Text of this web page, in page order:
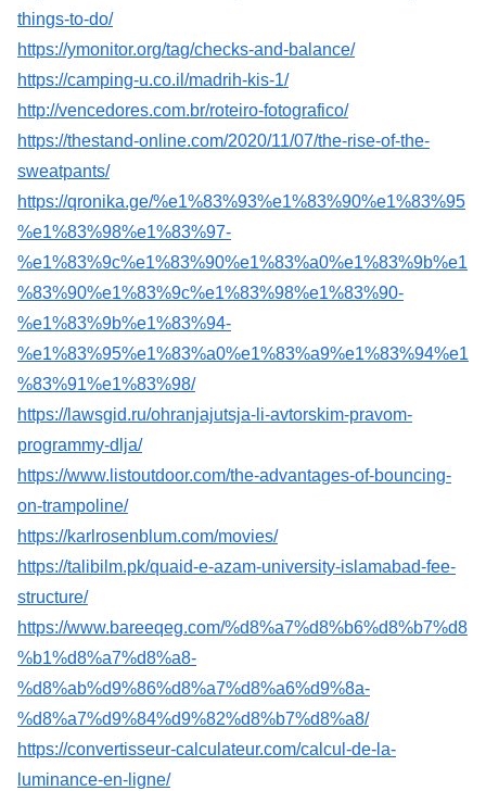
things-to-do/
https://ymonitor.org/tag/checks-and-balance/
https://camping-u.co.il/madrih-kis-1/
http://vencedores.com.br/roteiro-fotografico/
https://thestand-online.com/2020/11/07/the-rise-of-the-
sweatpants/
https://qronika.ge/%e1%83%93%e1%83%90%e1%83%95
%e1%83%98%e1%83%97-
%e1%83%9c%e1%83%90%e1%83%a0%e1%83%9b%e1
%83%90%e1%83%9c%e1%83%98%e1%83%90-
%e1%83%9b%e1%83%94-
%e1%83%95%e1%83%a0%e1%83%a9%e1%83%94%e1
%83%91%e1%83%98/
https://lawsgid.ru/ohranjajutsja-li-avtorskim-pravom-
programmy-dlja/
https://www.listoutdoor.com/the-advantages-of-bouncing-
on-trampoline/
https://karlrosenblum.com/movies/
https://talibilm.pk/quaid-e-azam-university-islamabad-fee-
structure/
https://www.bareeqeg.com/%d8%a7%d8%b6%d8%b7%d8
%b1%d8%a7%d8%a8-
%d8%ab%d9%86%d8%a7%d8%a6%d9%8a-
%d8%a7%d9%84%d9%82%d8%b7%d8%a8/
https://convertisseur-calculateur.com/calcul-de-la-
luminance-en-ligne/